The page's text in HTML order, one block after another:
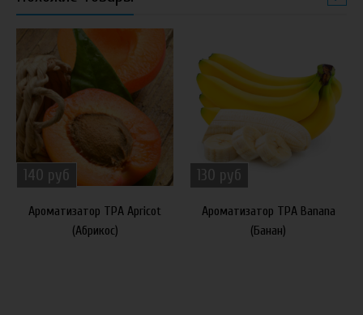
140 руб
Ароматизатор TPA Apricot
(Абрикос)
130 руб
Ароматизатор TPA Banana
(Банан)